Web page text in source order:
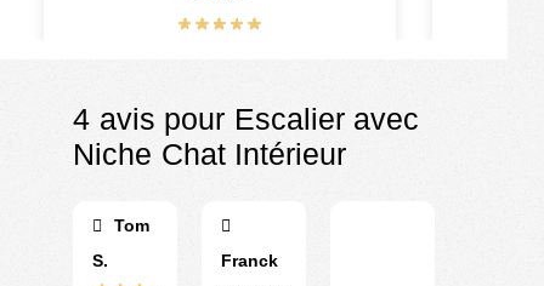
4 avis pour Escalier avec
Niche Chat Intérieur
Tom
S.
Franck